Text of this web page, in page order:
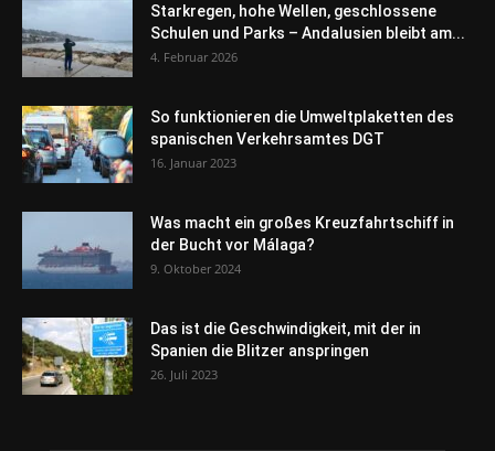
Starkregen, hohe Wellen, geschlossene
Schulen und Parks – Andalusien bleibt am...
4. Februar 2026
So funktionieren die Umweltplaketten des
spanischen Verkehrsamtes DGT
16. Januar 2023
Was macht ein großes Kreuzfahrtschiff in
der Bucht vor Málaga?
9. Oktober 2024
Das ist die Geschwindigkeit, mit der in
Spanien die Blitzer anspringen
26. Juli 2023